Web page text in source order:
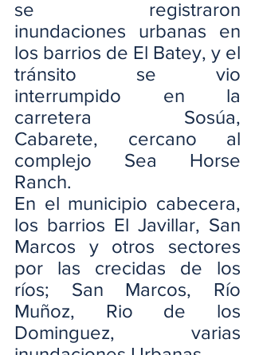
se registraron
inundaciones urbanas en
los barrios de El Batey, y el
tránsito se vio
interrumpido en la
carretera Sosúa,
Cabarete, cercano al
complejo Sea Horse
Ranch.
En el municipio cabecera,
los barrios El Javillar, San
Marcos y otros sectores
por las crecidas de los
ríos; San Marcos, Río
Muñoz, Rio de los
Dominguez, varias